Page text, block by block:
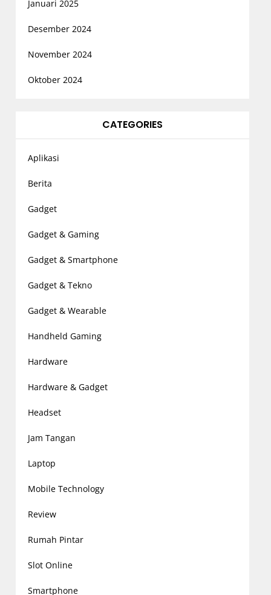
Januari 2025
Desember 2024
November 2024
Oktober 2024
CATEGORIES
Aplikasi
Berita
Gadget
Gadget & Gaming
Gadget & Smartphone
Gadget & Tekno
Gadget & Wearable
Handheld Gaming
Hardware
Hardware & Gadget
Headset
Jam Tangan
Laptop
Mobile Technology
Review
Rumah Pintar
Slot Online
Smartphone